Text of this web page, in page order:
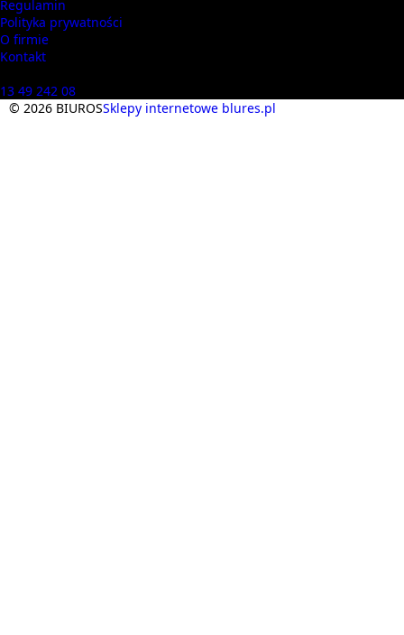
Regulamin
Polityka prywatności
O firmie
Kontakt
13 49 242 08
© 2026 BIUROSSklepy internetowe blures.pl